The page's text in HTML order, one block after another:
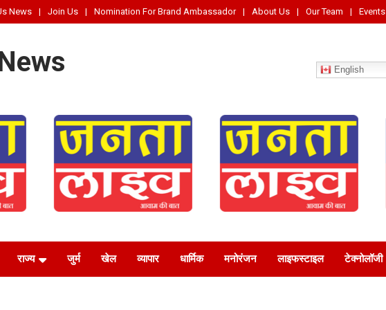
News Join Us Nomination For Brand Ambassador About Us Our Team Events
English
राज्य जुर्म खेल व्यापार धार्मिक मनोरंजन लाइफस्‍टाइल टेक्नोलॉजी